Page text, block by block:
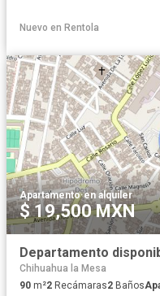
Nuevo en Rentola
Apartamento·en alquiler
$ 19,500 MXN
Chihuahua la Mesa
90 m²2 Recámaras2 Baños